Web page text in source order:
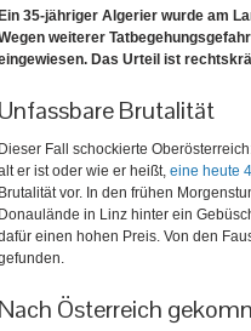
Ein 35-jähriger Algerier wurde am
weiterer
Das Urteil ist
Unfassbare Brutalität
Dieser Fall schockierte
er ist oder wie er heißt, eine heute
Brutalität vor. In den frühen
Donaulände in Linz hinter ein
einen hohen Preis. Von den
Nach Österreich